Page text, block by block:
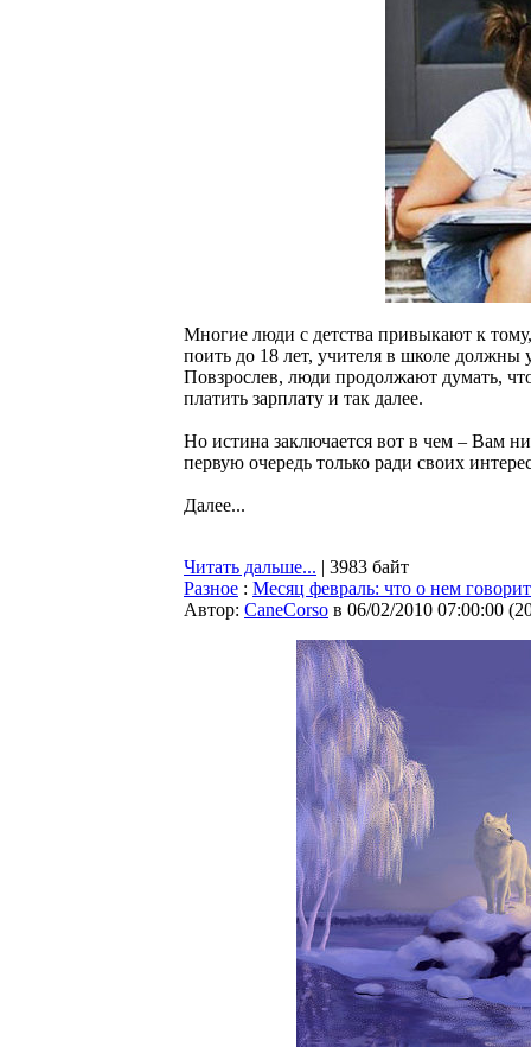
Многие люди с детства привыкают к
поить до 18 лет, учителя в школе должны
Повзрослев, люди продолжают думать,
платить зарплату и так далее.
Но истина заключается вот в чем – Вам
первую очередь только ради своих
Далее...
Читать дальше... | 3983 байт
Разное : Месяц февраль: что о нем
Автор: CaneCorso в 06/02/2010 07:00:00 (